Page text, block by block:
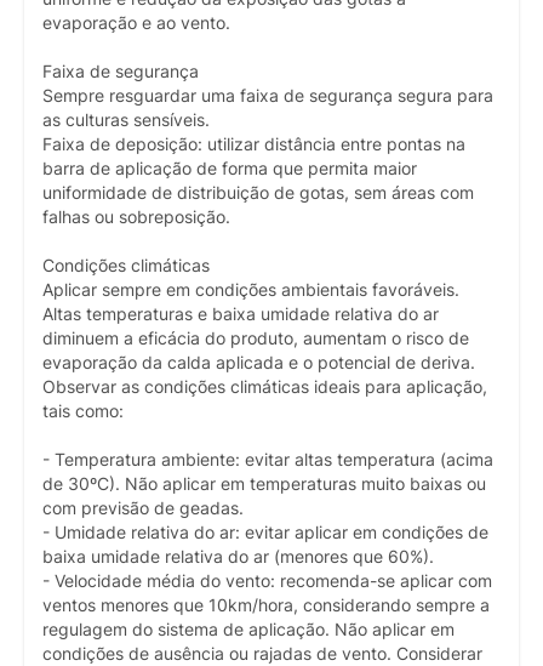
evaporação e ao vento.
Faixa de segurança
Sempre resguardar uma faixa de segurança segura para
as culturas sensíveis.
Faixa de deposição: utilizar distância entre pontas na
barra de aplicação de forma que permita maior
uniformidade de distribuição de gotas, sem áreas com
falhas ou sobreposição.
Condições climáticas
Aplicar sempre em condições ambientais favoráveis.
Altas temperaturas e baixa umidade relativa do ar
diminuem a eficácia do produto, aumentam o risco de
evaporação da calda aplicada e o potencial de deriva.
Observar as condições climáticas ideais para aplicação,
tais como:
- Temperatura ambiente: evitar altas temperatura (acima
de 30ºC). Não aplicar em temperaturas muito baixas ou
com previsão de geadas.
- Umidade relativa do ar: evitar aplicar em condições de
baixa umidade relativa do ar (menores que 60%).
- Velocidade média do vento: recomenda-se aplicar com
ventos menores que 10km/hora, considerando sempre a
regulagem do sistema de aplicação. Não aplicar em
condições de ausência ou rajadas de vento. Considerar